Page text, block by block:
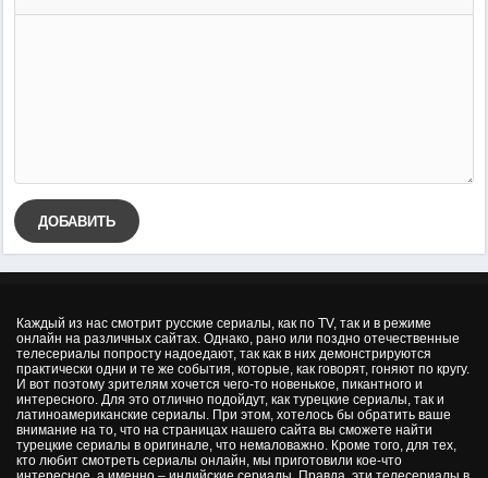
ДОБАВИТЬ
Каждый из нас смотрит русские сериалы, как по TV, так и в режиме
онлайн на различных сайтах. Однако, рано или поздно отечественные
телесериалы попросту надоедают, так как в них демонстрируются
практически одни и те же события, которые, как говорят, гоняют по кругу.
И вот поэтому зрителям хочется чего-то новенькое, пикантного и
интересного. Для это отлично подойдут, как турецкие сериалы, так и
латиноамериканские сериалы. При этом, хотелось бы обратить ваше
внимание на то, что на страницах нашего сайта вы сможете найти
турецкие сериалы в оригинале, что немаловажно. Кроме того, для тех,
кто любит смотреть сериалы онлайн, мы приготовили кое-что